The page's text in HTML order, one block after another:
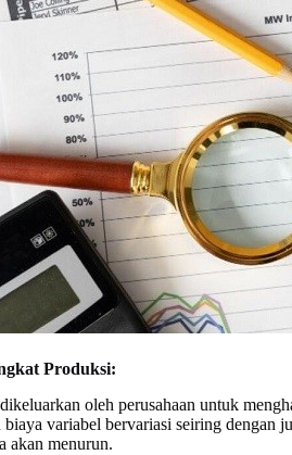
Produksi:
oleh perusahaan untuk
variabel bervariasi seiring
akan menurun.